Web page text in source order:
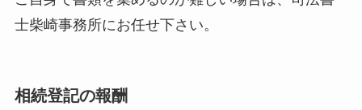
士柴崎事務所にお任せ下さい。
相続登記の報酬